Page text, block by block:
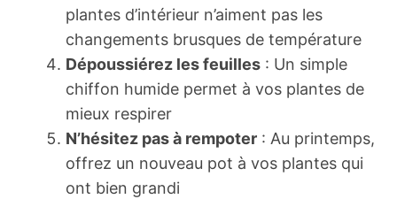
plantes d’intérieur n’aiment pas les
changements brusques de température
Dépoussiérez les feuilles : Un simple
chiffon humide permet à vos plantes de
mieux respirer
N’hésitez pas à rempoter : Au printemps,
offrez un nouveau pot à vos plantes qui
ont bien grandi